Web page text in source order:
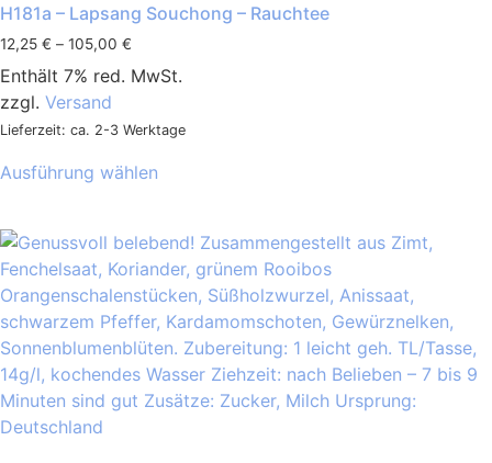
H181a – Lapsang Souchong – Rauchtee
12,25 € – 105,00 €
Enthält 7% red. MwSt.
zzgl. Versand
Lieferzeit: ca. 2-3 Werktage
Ausführung wählen